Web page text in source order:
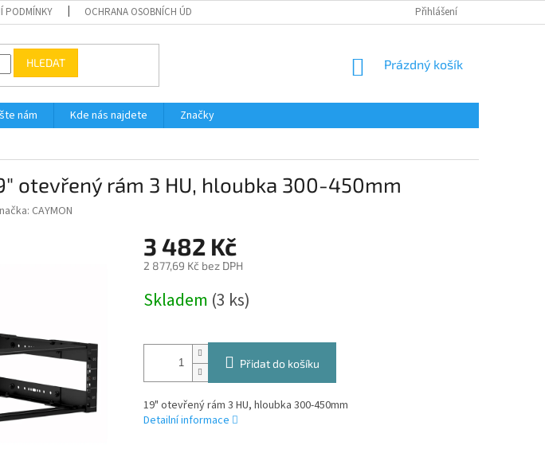
PODMÍNKY OCHRANA OSOBNÍCH ÚDAJŮ Přihlášení
HLEDAT
NÁKUPNÍ
Prázdný košík
nám Kde nás najdete
Značky
otevřený rám 3 HU, hloubka 300-450mm
CAYMON
3 482 Kč
2 877,69 Kč bez DPH
cena:
Skladem (3 ks)
Přidat do košíku
19" otevřený rám 3 HU, hloubka 300-450mm
Detailní informace